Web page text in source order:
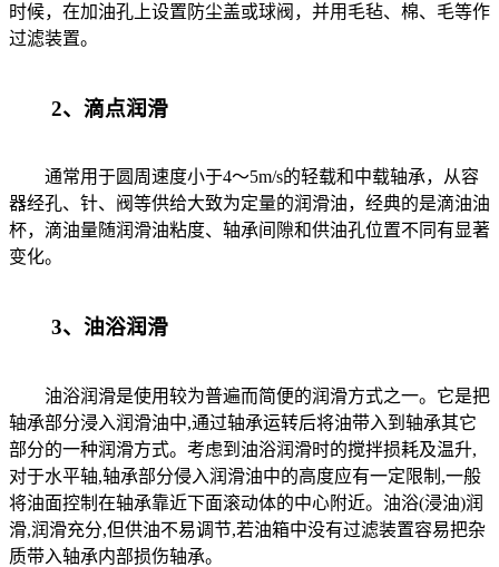
时候，在加油孔上设置防尘盖或球阀，并用毛毡、棉、毛等作
过滤装置。
2、滴点润滑
通常用于圆周速度小于4～5m/s的轻载和中载轴承，从容
器经孔、针、阀等供给大致为定量的润滑油，经典的是滴油油
杯，滴油量随润滑油粘度、轴承间隙和供油孔位置不同有显著
变化。
3、油浴润滑
油浴润滑是使用较为普遍而简便的润滑方式之一。它是把
轴承部分浸入润滑油中,通过轴承运转后将油带入到轴承其它
部分的一种润滑方式。考虑到油浴润滑时的搅拌损耗及温升,
对于水平轴,轴承部分侵入润滑油中的高度应有一定限制,一般
将油面控制在轴承靠近下面滚动体的中心附近。油浴(浸油)润
滑,润滑充分,但供油不易调节,若油箱中没有过滤装置容易把杂
质带入轴承内部损伤轴承。